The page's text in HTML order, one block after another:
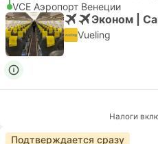
VCE Аэропорт Венеции
Эконом |
Vueling
Налоги
Подтверждается сразу